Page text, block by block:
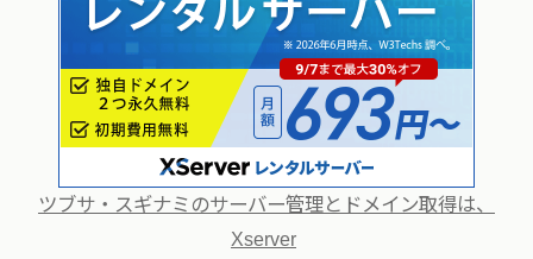
ツブサ・スギナミのサーバー管理とドメイン取得は、
Xserver